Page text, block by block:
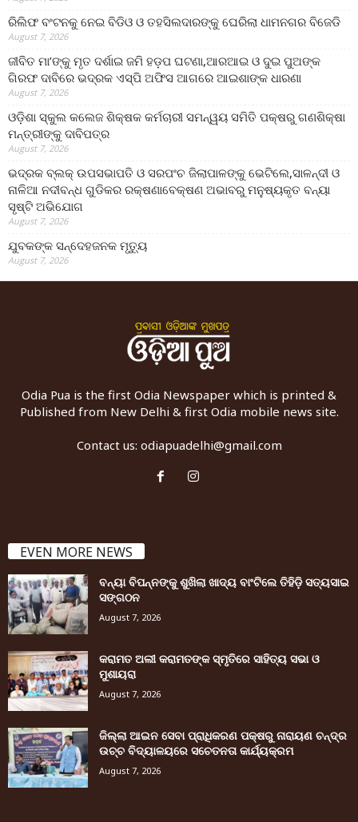
ରିଲିଫ ବଂଟନକୁ ନେଇ ବିଡିଓ ଓ ତହସିଲଦାରଙ୍କୁ ଘେରିଲା ଧାମନଗର ବିଜେଡି
August 7, 2026
ଜୀବିତ ମା’ଙ୍କୁ ମୃତ ଦର୍ଶାଇ ଜମି ହଡ଼ପ ଘଟଣା,ଆରଆଇ ଓ ଦୁଇ ପୁଅଙ୍କ
ଗିରଫ ଦାବିରେ ଭଦ୍ରକ ଏସ୍‌ପି ଅଫିସ ଆଗରେ ଆଇଶାଙ୍କ ଧାରଣା
August 7, 2026
ଓଡ଼ିଶା ସ୍କୁଲ କଲେଜ ଶିକ୍ଷକ କର୍ମଚାରୀ ସମନ୍ୱୟ ସମିତି ପକ୍ଷରୁ ଗଣଶିକ୍ଷା
ମନ୍ତ୍ରୀଙ୍କୁ ଦାବିପତ୍ର
August 7, 2026
ଭଦ୍ରକ ବ୍ଲକ୍ ଉପସଭାପତି ଓ ସରପଂଚ ଜିଲାପାଳଙ୍କୁ ଭେଟିଲେ,ସାଳନ୍ଦୀ ଓ
ନାଳିଆ ନଦୀବନ୍ଧ ଗୁଡିକର ରକ୍ଷଣାବେକ୍ଷଣ ଅଭାବରୁ ମନୁଷ୍ୟକୃତ ବନ୍ୟା
ସୃଷ୍ଟି ଅଭିଯୋଗ
August 7, 2026
ଯୁବକଙ୍କ ସନ୍ଦେହଜନକ ମୃତ୍ୟୁ
August 7, 2026
Odia Pua is the first Odia Newspaper which is printed &
Published from New Delhi & first Odia mobile news site.
Contact us: odiapuadelhi@gmail.com
EVEN MORE NEWS
ବନ୍ୟା ବିପନ୍ନଙ୍କୁ ଶୁଖିଲା ଖାଦ୍ୟ ବାଂଟିଲେ ତିହିଡି଼ ସତ୍ୟସାଇ
ସଙ୍ଗଠନ
August 7, 2026
କରାମତ ଅଲୀ କରାମତଙ୍କ ସ୍ମୃତିରେ ସାହିତ୍ୟ ସଭା ଓ
ମୁଶାୟରା
August 7, 2026
ଜିଲ୍ଲା ଆଇନ ସେବା ପ୍ରାଧିକରଣ ପକ୍ଷରୁ ନାରାୟଣ ଚନ୍ଦ୍ର
ଉଚ୍ଚ ବିଦ୍ୟାଳୟରେ ସଚେତନତା କାର୍ଯ୍ୟକ୍ରମ
August 7, 2026